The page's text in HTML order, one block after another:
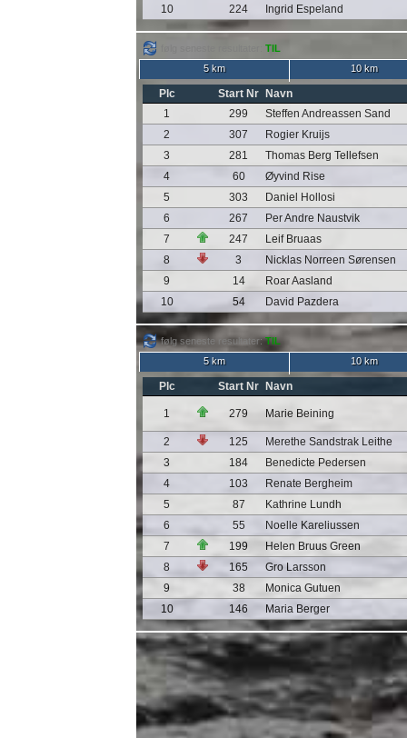
10 224 Ingrid Espeland
TIL
5 km
10 km
Plc Start Nr
Navn
1
299
Steffen Andreassen Sand
2
307
Rogier Kruijs
3
281
Thomas Berg Tellefsen
4
60
Øyvind Rise
5
303
Daniel Hollosi
6
267
Per Andre Naustvik
7
247
Leif Bruaas
8
3
Nicklas Norreen Sørensen
9
14
Roar Aasland
10
54 David Pazdera
følg seneste resultater:TIL
5 km
10 km
Plc Start Nr Navn
1 279 Marie Beining
2 125
Merethe Sandstrak Leithe
3
184
Benedicte Pedersen
4
103
Renate Bergheim
5
87
Kathrine Lundh
6
55
Noelle Kareliussen
7
199
Helen Bruus Green
8
165
Gro Larsson
9
38
Monica Gutuen
10
146 Maria Berger